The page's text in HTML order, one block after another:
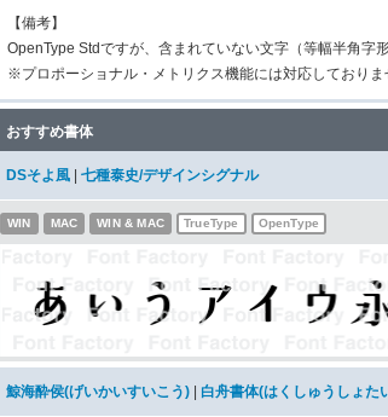
【備考】
OpenType Stdですが、含まれていない文字（等幅半角字
※プロポーショナル・メトリクス機能には対応しておりま
おすすめ書体
DSそよ風 七種泰史/デザインシグナル
WIN MAC WIN & MAC TrueType OpenType
鯨海酔侯(げいかいすいこう) 白舟書体(はくしゅうしょた